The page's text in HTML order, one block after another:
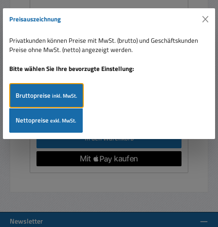
RFID Codeschloss mit Proximity Lesegerät und
Verkaufspreis:
84,95 €
In den Warenkorb
Newsletter
Preisauszeichnung
Privatkunden können Preise mit MwSt. (brutto) und Geschäftskunden
Preise ohne MwSt. (netto) angezeigt werden.
Bitte wählen Sie Ihre bevorzugte Einstellung:
Bruttopreiseinkl. MwSt.
Nettopreiseexkl. MwSt.